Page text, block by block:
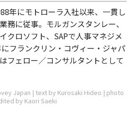
年にモトローラ入社以来、一貫し
務に従事。モルガンスタンレー、
クロソフト、SAPで人事マネジメ
フランクリン・コヴィー・ジャパ
フェロー／コンサルタントとして
Japan | text by Kurosaki Hideo | photo
by Kaori Saeki